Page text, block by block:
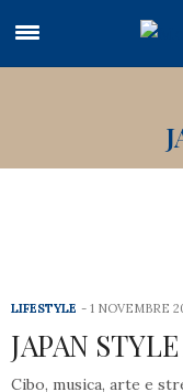
LIFESTYLE 1 NOVEMBRE
JAPAN
Cibo, musica, arte e